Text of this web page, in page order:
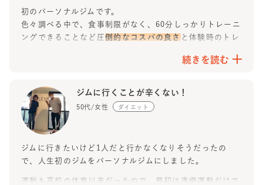
気付けば1年間で
体重 −9kg
ウエスト −10cm
と、自分でも驚くくらい変化しました！
周りから「痩せたね！」と言われることが増えて、自分に
自信が持てるようになりました。
初のパーソナルジムです。
色々調べる中で、食事制限がなく、60分しっかりトレーニ
ングできることなど圧倒的なコスパの良さと体験時のトレ
BMIや体脂肪率は基本的にずっと標準値、自己流のダイエ
ットはあまり上手く行ったことが無くて不安たっぷりで開
始しましたが約3ヶ月、週2回のペースで通い続け
最初に掲げた
体重−3〜4kgはサクッと達成、
体脂肪率も−4%となりました！
続きを読む
ジムに行くことが辛くない！
50代/女性 ダイエット
ジムに行きたいけど1人だと行かなくなりそうだったの
で、人生初のジムをパーソナルジムにしました。
運動も高校の体育以来だったので、最初は準備運動だけで